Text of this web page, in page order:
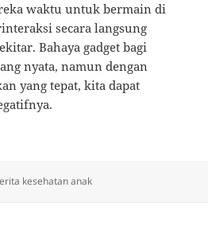
waktu untuk bermain di
secara langsung
Bahaya gadget bagi
nyata, namun dengan
yang tepat, kita dapat
kesehatan anak